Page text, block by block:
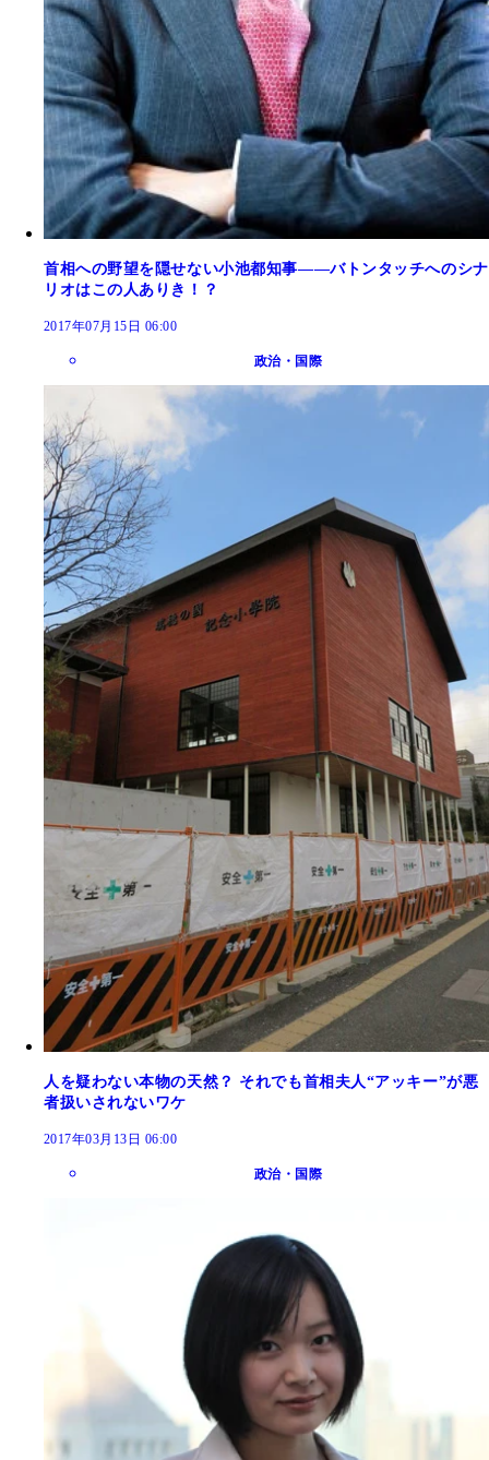
首相への野望を隠せない小池都知事――バトンタッチへのシナ
リオはこの人ありき！？
2017年07月15日 06:00
政治・国際
人を疑わない本物の天然？ それでも首相夫人“アッキー”が悪
者扱いされないワケ
2017年03月13日 06:00
政治・国際